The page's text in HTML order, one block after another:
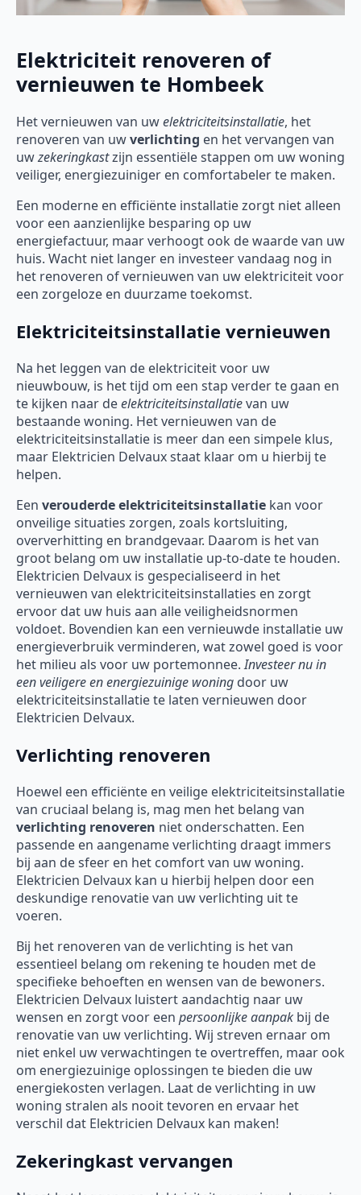
Elektriciteit renoveren of
vernieuwen te Hombeek
Het vernieuwen van uwelektriciteitsinstallatie, het
renoveren van uwverlichting en het vervangen van
uwzekeringkastzijn essentiële stappen om uw woning
veiliger, energiezuiniger en comfortabeler te maken.
Een moderne en efficiënte installatie zorgt niet alleen
voor een aanzienlijke besparing op uw
energiefactuur, maar verhoogt ook de waarde van uw
huis. Wacht niet langer en investeer vandaag nog in
het renoveren of vernieuwen van uw elektriciteit voor
een zorgeloze en duurzame toekomst.
Elektriciteitsinstallatie vernieuwen
Na het leggen van de elektriciteit voor uw
nieuwbouw, is het tijd om een stap verder te gaan en
te kijken naar deelektriciteitsinstallatievan uw
bestaande woning. Het vernieuwen van de
elektriciteitsinstallatie is meer dan een simpele klus,
maar Elektricien Delvaux staat klaar om u hierbij te
helpen.
Een verouderde elektriciteitsinstallatie kan voor
onveilige situaties zorgen, zoals kortsluiting,
oververhitting en brandgevaar. Daarom is het van
groot belang om uw installatie up-to-date te houden.
Elektricien Delvaux is gespecialiseerd in het
vernieuwen van elektriciteitsinstallaties en zorgt
ervoor dat uw huis aan alle veiligheidsnormen
voldoet. Bovendien kan een vernieuwde installatie uw
energieverbruik verminderen, wat zowel goed is voor
het milieu als voor uw portemonnee.Investeer nu in
een veiligere en energiezuinige woning door uw
elektriciteitsinstallatie te laten vernieuwen door
Elektricien Delvaux.
Verlichting renoveren
Hoewel een efficiënte en veilige elektriciteitsinstallatie
van cruciaal belang is, mag men het belang van
verlichting renoveren niet onderschatten. Een
passende en aangename verlichting draagt immers
bij aan de sfeer en het comfort van uw woning.
Elektricien Delvaux kan u hierbij helpen door een
deskundige renovatie van uw verlichting uit te
voeren.
Bij het renoveren van de verlichting is het van
essentieel belang om rekening te houden met de
specifieke behoeften en wensen van de bewoners.
Elektricien Delvaux luistert aandachtig naar uw
wensen en zorgt voor een persoonlijke aanpak bij de
renovatie van uw verlichting. Wij streven ernaar om
niet enkel uw verwachtingen te overtreffen, maar ook
om energiezuinige oplossingen te bieden die uw
energiekosten verlagen. Laat de verlichting in uw
woning stralen als nooit tevoren en ervaar het
verschil dat Elektricien Delvaux kan maken!
Zekeringkast vervangen